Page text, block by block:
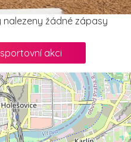
nalezeny žádné zápasy
sportovní akci